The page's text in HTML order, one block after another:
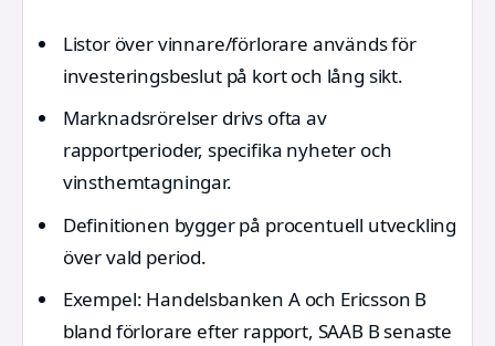
Listor över vinnare/förlorare används för
investeringsbeslut på kort och lång sikt.
Marknadsrörelser drivs ofta av
rapportperioder, specifika nyheter och
vinsthemtagningar.
Definitionen bygger på procentuell utveckling
över vald period.
Exempel: Handelsbanken A och Ericsson B
bland förlorare efter rapport, SAAB B senaste